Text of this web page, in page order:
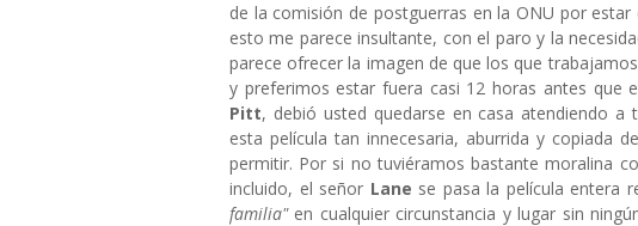
de la comisión de postguerras en la ONU por
esto me parece insultante, con el paro y la
parece ofrecer la imagen de que los que
y preferimos estar fuera casi 12 horas antes que
Pitt, debió usted quedarse en casa atendiendo
esta película tan innecesaria, aburrida y copiada
permitir. Por si no tuviéramos bastante moralina
incluido, el señor Lane se pasa la película entera
familia" en cualquier circunstancia y lugar sin